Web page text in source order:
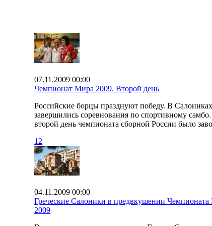
07.11.2009 00:00
Чемпионат Мира 2009. Второй день
Российские борцы празднуют победу. В Салониках
завершились соревнования по спортивному
второй день чемпионата сборной России было
12
04.11.2009 00:00
Греческие Салоники в предвкушении
2009